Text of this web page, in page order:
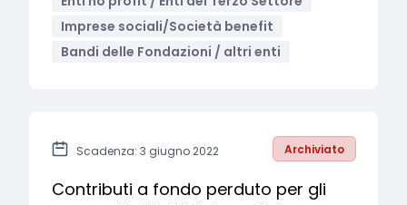
Imprese sociali/Società benefit
Bandi delle Fondazioni / altri enti
Scadenza: 3 giugno 2022 Archiviato
Contributi a fondo perduto per gli